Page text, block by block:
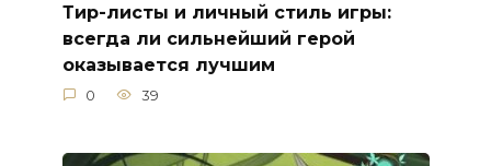
Тир-листы и личный стиль игры:
всегда ли сильнейший герой
оказывается лучшим
0 39